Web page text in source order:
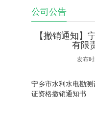
公司公告
【撤销通知】
有限
发布时
宁乡市水利水电勘测
证资格撤销通知书